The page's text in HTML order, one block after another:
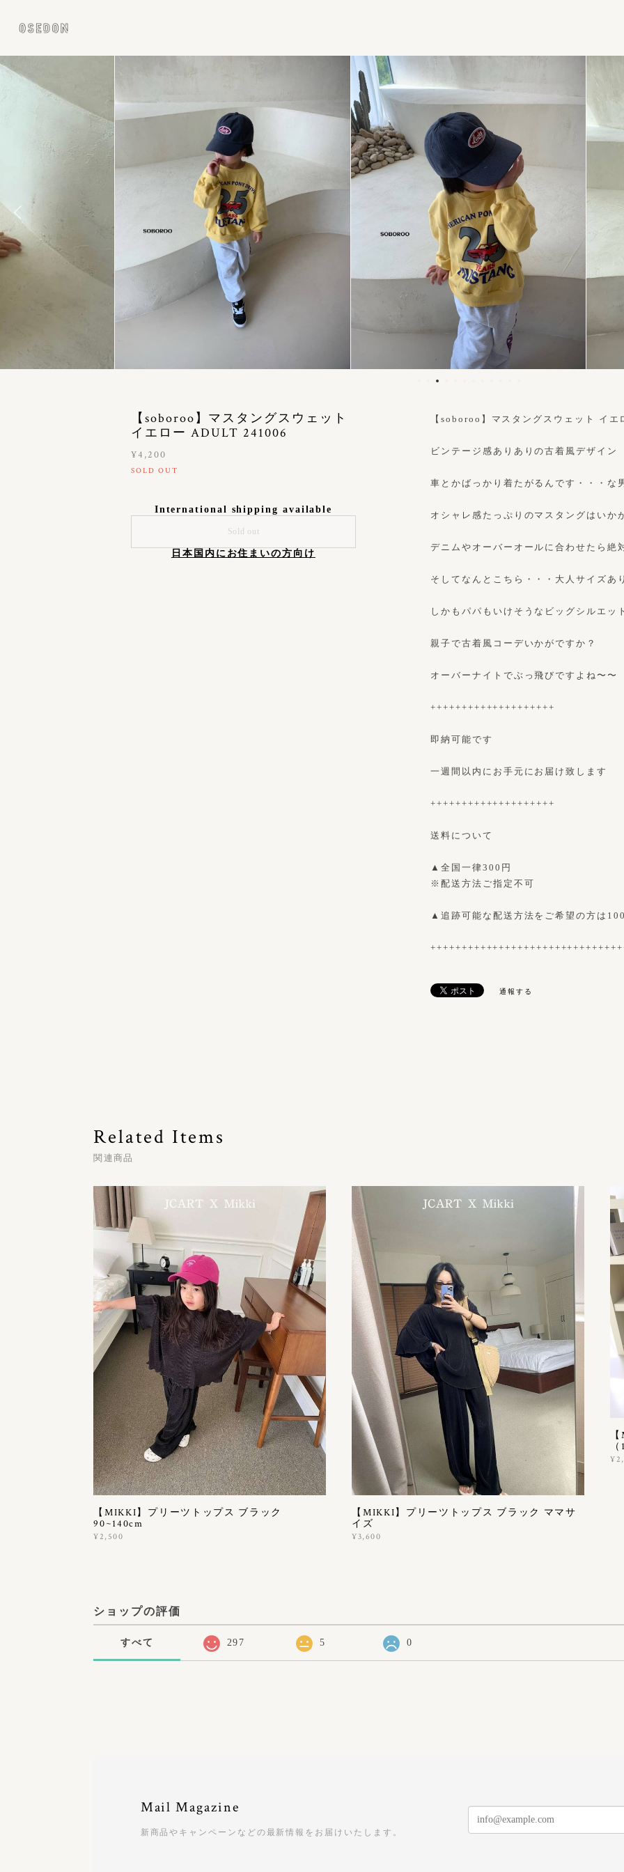
【soboroo】マスタングスウェット
イエロー ADULT 241006
¥4,200
SOLD OUT
International shipping available
Sold out
日本国内にお住まいの方向け
【soboroo】マスタングスウェット イ
ビンテージ感ありありの古着風デザイン
車とかばっかり着たがるんです・・・な
オシャレ感たっぷりのマスタングはいか
デニムやオーバーオールに合わせたら絶
そしてなんとこちら・・・大人サイズあ
しかもパパもいけそうなビッグシルエッ
親子で古着風コーデいかがですか？
オーバーナイトでぶっ飛びですよね〜〜
++++++++++++++++++++
即納可能です
一週間以内にお手元にお届け致します
++++++++++++++++++++
送料について
▲全国一律300円
※配送方法ご指定不可
▲追跡可能な配送方法をご希望の方は
通報する
Related Items
関連商品
【MIKKI】プリーツトップス ブラック
90~140cm
¥2,500
【MIKKI】プリーツトップス ブラック ママサ
イズ
¥3,600
ショップの評価
すべて 297 5 0
Mail Magazine
新商品やキャンペーンなどの最新情報をお届けいたします。